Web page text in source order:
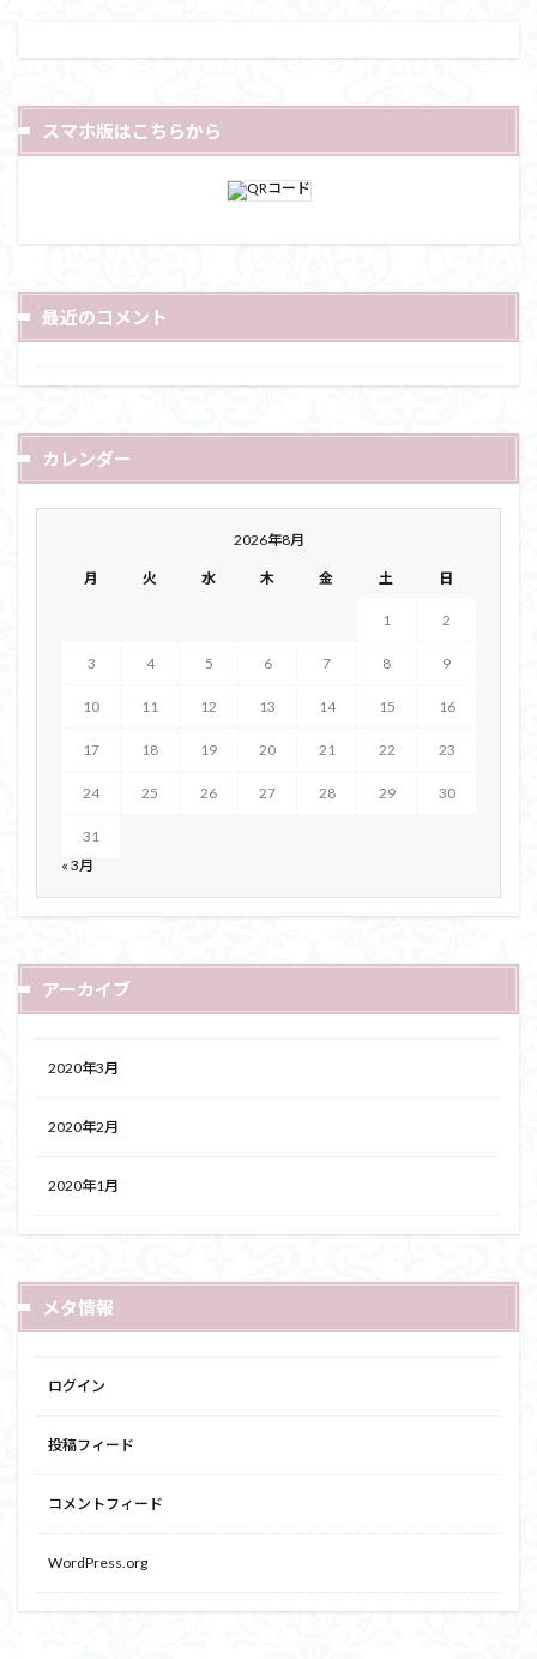
スマホ版はこちらから
最近のコメント
カレンダー
2026年8月
月 火 水 木 金 土 日
1 2
3 4 5 6 7 8 9
10 11 12 13 14 15 16
17 18 19 20 21 22 23
24 25 26 27 28 29 30
31
« 3月
アーカイブ
2020年3月
2020年2月
2020年1月
メタ情報
ログイン
投稿フィード
コメントフィード
WordPress.org